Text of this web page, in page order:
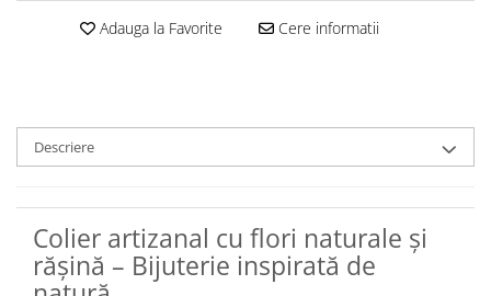
Brățară
Broșă
Mărgele / talisman
Accesorii păr
Bijuterii din Floarea de colț
Adauga la Favorite Cere informatii
Descriere
Colier artizanal cu flori naturale și
rășină – Bijuterie inspirată de